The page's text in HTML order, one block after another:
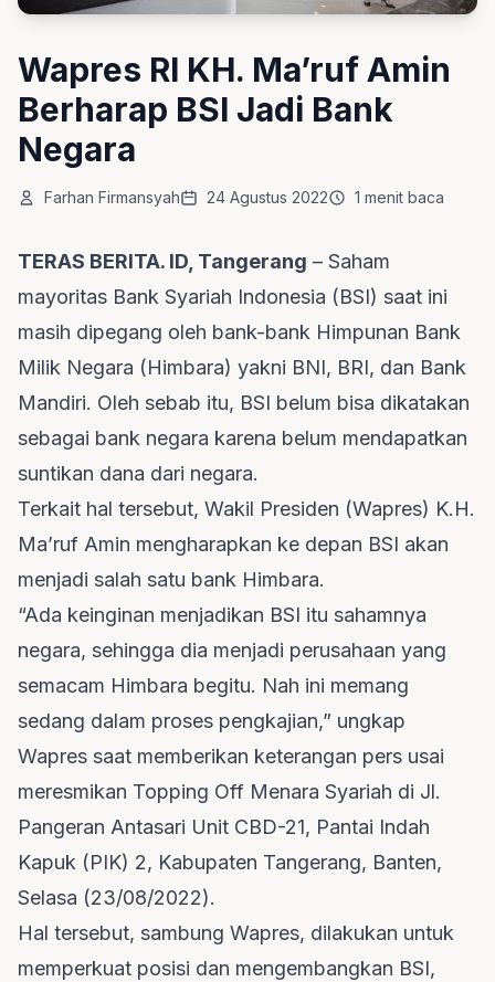
Wapres RI KH. Ma’ruf Amin
Berharap BSI Jadi Bank
Negara
Farhan Firmansyah 24 Agustus 2022 1 menit baca
TERAS BERITA. ID, Tangerang – Saham
mayoritas Bank Syariah Indonesia (BSI) saat ini
masih dipegang oleh bank-bank Himpunan Bank
Milik Negara (Himbara) yakni BNI, BRI, dan Bank
Mandiri. Oleh sebab itu, BSI belum bisa dikatakan
sebagai bank negara karena belum mendapatkan
suntikan dana dari negara.
Terkait hal tersebut, Wakil Presiden (Wapres) K.H.
Ma’ruf Amin mengharapkan ke depan BSI akan
menjadi salah satu bank Himbara.
“Ada keinginan menjadikan BSI itu sahamnya
negara, sehingga dia menjadi perusahaan yang
semacam Himbara begitu. Nah ini memang
sedang dalam proses pengkajian,” ungkap
Wapres saat memberikan keterangan pers usai
meresmikan Topping Off Menara Syariah di Jl.
Pangeran Antasari Unit CBD-21, Pantai Indah
Kapuk (PIK) 2, Kabupaten Tangerang, Banten,
Selasa (23/08/2022).
Hal tersebut, sambung Wapres, dilakukan untuk
memperkuat posisi dan mengembangkan BSI,